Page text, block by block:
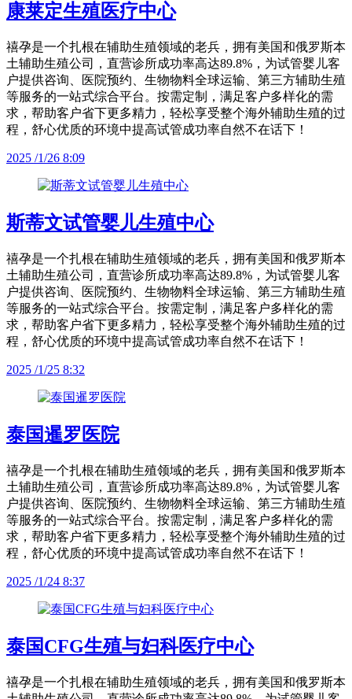
康莱定生殖医疗中心
禧孕是一个扎根在辅助生殖领域的老兵，拥有美国和俄罗斯本
土辅助生殖公司，直营诊所成功率高达89.8%，为试管婴儿客
户提供咨询、医院预约、生物物料全球运输、第三方辅助生殖
等服务的一站式综合平台。按需定制，满足客户多样化的需
求，帮助客户省下更多精力，轻松享受整个海外辅助生殖的过
程，舒心优质的环境中提高试管成功率自然不在话下！
2025 /1/26 8:09
斯蒂文试管婴儿生殖中心
禧孕是一个扎根在辅助生殖领域的老兵，拥有美国和俄罗斯本
土辅助生殖公司，直营诊所成功率高达89.8%，为试管婴儿客
户提供咨询、医院预约、生物物料全球运输、第三方辅助生殖
等服务的一站式综合平台。按需定制，满足客户多样化的需
求，帮助客户省下更多精力，轻松享受整个海外辅助生殖的过
程，舒心优质的环境中提高试管成功率自然不在话下！
2025 /1/25 8:32
泰国暹罗医院
禧孕是一个扎根在辅助生殖领域的老兵，拥有美国和俄罗斯本
土辅助生殖公司，直营诊所成功率高达89.8%，为试管婴儿客
户提供咨询、医院预约、生物物料全球运输、第三方辅助生殖
等服务的一站式综合平台。按需定制，满足客户多样化的需
求，帮助客户省下更多精力，轻松享受整个海外辅助生殖的过
程，舒心优质的环境中提高试管成功率自然不在话下！
2025 /1/24 8:37
泰国CFG生殖与妇科医疗中心
禧孕是一个扎根在辅助生殖领域的老兵，拥有美国和俄罗斯本